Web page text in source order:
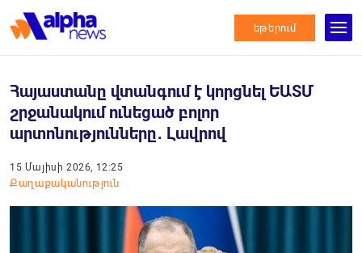
եթերում
Հայաստանը վտանգում է կորցնել ԵԱՏՄ
շրջանակում ունեցած բոլոր
արտոնությունները․ Լավրով
15 Մայիսի 2026, 12:25
Քաղաքականություն